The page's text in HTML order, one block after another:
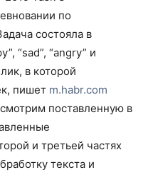
по
состояла в
“sad”, “angry” и
в которой
пишет m.habr.com
поставленную в
и третьей частях
текста и